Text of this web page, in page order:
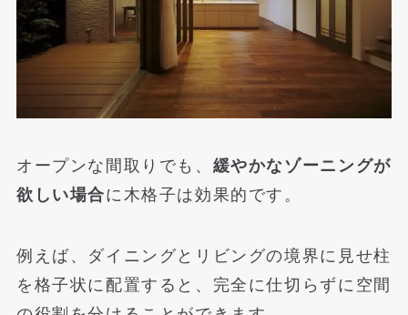
オープンな間取りでも、 緩やかなゾーニングが
欲しい場合に木格子は効果的です。
例えば、ダイニングとリビングの境界に見せ柱
を格子状に配置すると、完全に仕切らずに空間